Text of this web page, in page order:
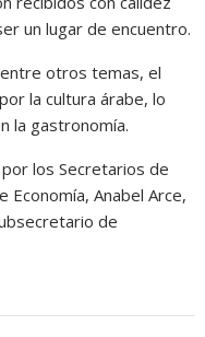
un lugar de encuentro.
otros temas, el
la cultura árabe, lo
la gastronomía.
los Secretarios de
Economía, Anabel Arce,
de